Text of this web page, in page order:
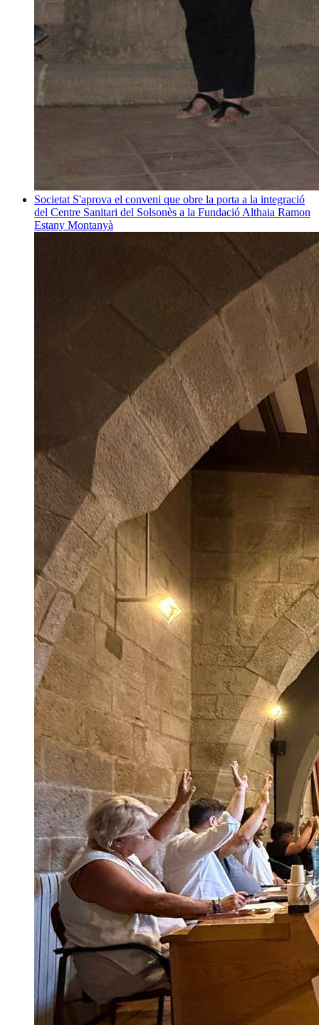
Societat S'aprova el conveni que obre la porta a la integració
del Centre Sanitari del Solsonès a la Fundació Althaia Ramon
Estany Montanyà